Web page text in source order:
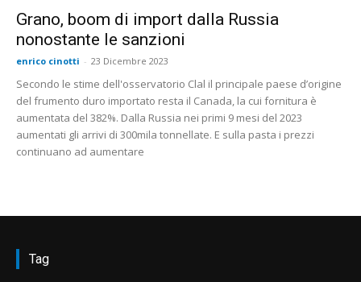
Grano, boom di import dalla Russia
nonostante le sanzioni
enrico cinotti - 23 Dicembre 2023
Secondo le stime dell'osservatorio Clal il principale paese d’origine
del frumento duro importato resta il Canada, la cui fornitura è
aumentata del 382%. Dalla Russia nei primi 9 mesi del 2023
aumentati gli arrivi di 300mila tonnellate. E sulla pasta i prezzi
continuano ad aumentare
Tag